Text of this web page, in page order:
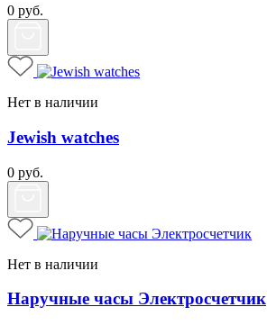
0 руб.
Нет в наличии
Jewish watches
0 руб.
Нет в наличии
Наручные часы Электросчетчик